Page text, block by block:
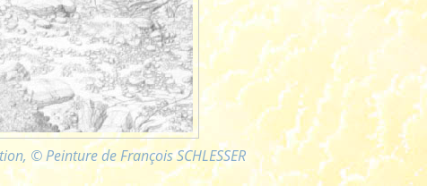
© Peinture de François SCHLESSER